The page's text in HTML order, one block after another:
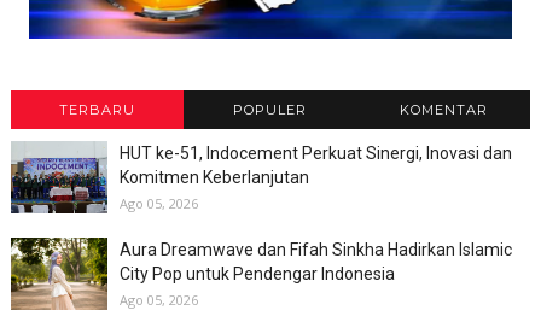
TERBARU POPULER KOMENTAR
HUT ke-51, Indocement Perkuat Sinergi, Inovasi dan
Komitmen Keberlanjutan
Ago 05, 2026
Aura Dreamwave dan Fifah Sinkha Hadirkan Islamic
City Pop untuk Pendengar Indonesia
Ago 05, 2026